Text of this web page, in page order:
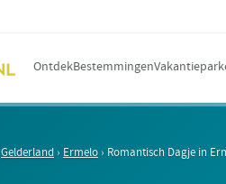
OntdekBestemmingen
Gelderland › Ermelo › Romantisch Dagje in